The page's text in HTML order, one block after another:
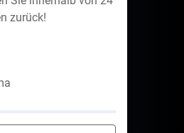
zurück!